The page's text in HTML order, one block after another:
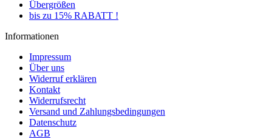
Übergrößen
bis zu 15% RABATT !
Informationen
Impressum
Über uns
Widerruf erklären
Kontakt
Widerrufsrecht
Versand und Zahlungsbedingungen
Datenschutz
AGB